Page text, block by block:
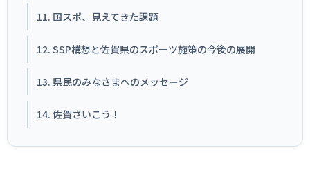
11. 国スポ、見えてきた課題
12. SSP構想と佐賀県のスポーツ施策の今後の展開
13. 県民のみなさまへのメッセージ
14. 佐賀さいこう！